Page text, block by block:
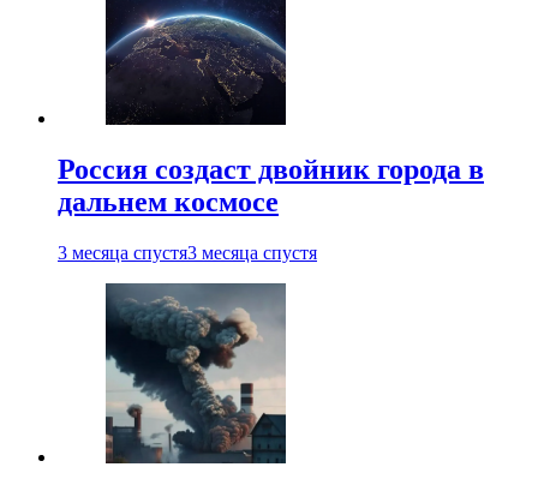
Россия создаст двойник города в
дальнем космосе
3 месяца спустя3 месяца спустя